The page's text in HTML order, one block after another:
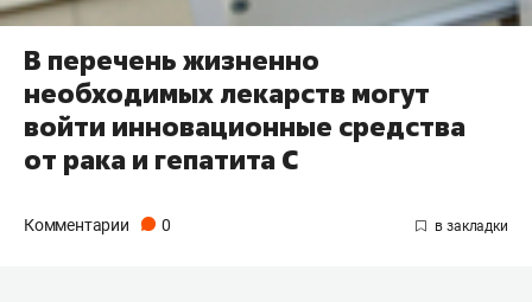
В перечень жизненно
необходимых лекарств могут
войти инновационные средства
от рака и гепатита С
Комментарии 0